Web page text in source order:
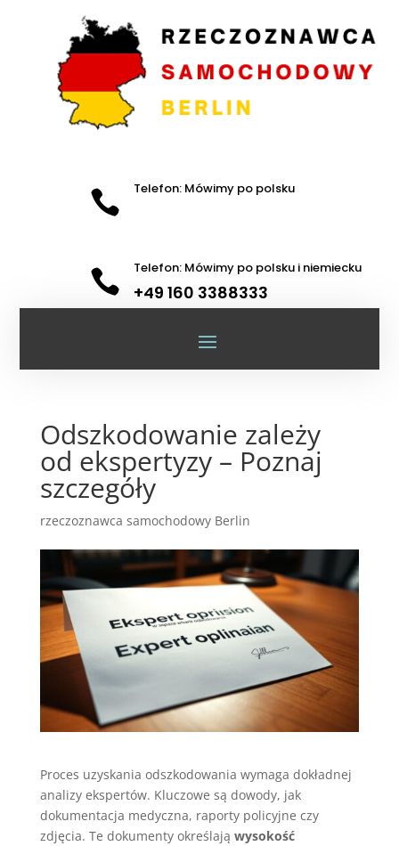
 Telefon: Mówimy po polsku
 Telefon: Mówimy po polsku i niemiecku
+49 160 3388333
Odszkodowanie zależy
od ekspertyzy – Poznaj
szczegóły
rzeczoznawca samochodowy Berlin
Proces uzyskania odszkodowania wymaga dokładnej
analizy ekspertów. Kluczowe są dowody, jak
dokumentacja medyczna, raporty policyjne czy
zdjęcia. Te dokumenty określają wysokość